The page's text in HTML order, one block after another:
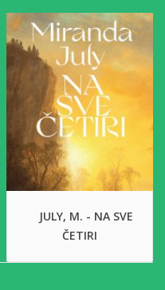
JULY, M. - NA SVE
ČETIRI